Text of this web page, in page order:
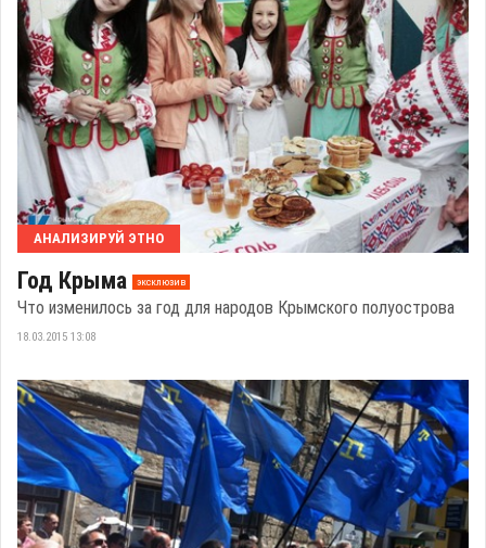
АНАЛИЗИРУЙ ЭТНО
Год Крыма эксклюзив
Что изменилось за год для народов Крымского полуострова
18.03.2015 13:08